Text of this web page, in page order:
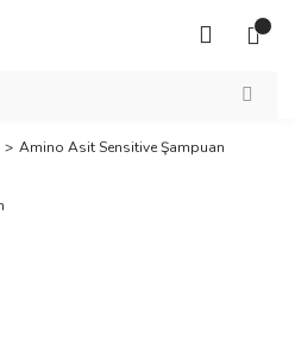
Amino Asit Sensitive Şampuan